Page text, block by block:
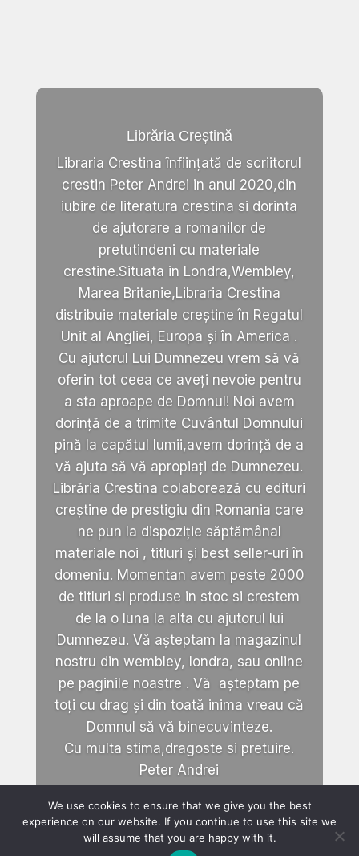
Librăria Creștină
Libraria Crestina înființată de scriitorul
crestin Peter Andrei in anul 2020,din
iubire de literatura crestina si dorinta
de ajutorare a romanilor de
pretutindeni cu materiale
crestine.Situata in Londra,Wembley,
Marea Britanie,Libraria Crestina
distribuie materiale creștine în Regatul
Unit al Angliei, Europa și în America .
Cu ajutorul Lui Dumnezeu vrem să vă
oferin tot ceea ce aveți nevoie pentru
a sta aproape de Domnul! Noi avem
dorință de a trimite Cuvântul Domnului
pină la capătul lumii,avem dorință de a
vă ajuta să vă apropiați de Dumnezeu.
Librăria Crestina colaborează cu edituri
creștine de prestigiu din Romania care
ne pun la dispoziție săptămânal
materiale noi , titluri și best seller-uri în
domeniu. Momentan avem peste 2000
de titluri si produse in stoc si crestem
de la o luna la alta cu ajutorul lui
Dumnezeu. Vă așteptam la magazinul
nostru din wembley, londra, sau online
pe paginile noastre . Vă așteptam pe
toți cu drag și din toată inima vreau că
Domnul să vă binecuvinteze.
Cu multa stima,dragoste si pretuire.
Peter Andrei
We use cookies to ensure that we give you the best
experience on our website. If you continue to use this site we
will assume that you are happy with it.